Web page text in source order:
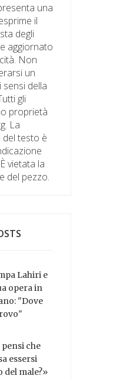
una
il
degli
aggiornato
Non
un
della
gli
proprietà
La
testo è
vietata la
del pezzo.
Lahiri e
opera in
"Dove
pensi che
essersi
del male?»